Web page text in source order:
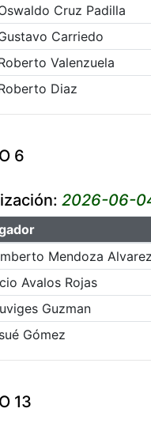
Cruz Padilla
Carriedo
Valenzuela
Diaz
6
2026-06-
Mendoza Alvarez
Avalos Rojas
Guzman
Gómez
13